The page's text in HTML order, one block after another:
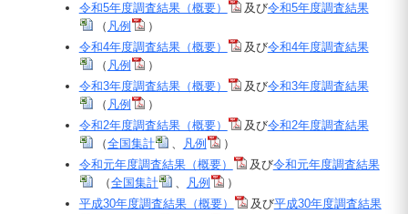
令和5年度調査結果（概要）
及び令和5年度調査結果
（ 凡例
）
令和4年度調査結果（概要）
及び令和4年度調査結果
（ 凡例
）
令和3年度調査結果（概要）
及び令和3年度調査結果
（ 凡例
）
令和2年度調査結果（概要）
及び令和2年度調査結果
（全国集計 、 凡例
）
令和元年度調査結果（概要）
及び令和元年度調査結果
（全国集計 、 凡例
）
平成30年度調査結果（概要）
及び平成30年度調査結果